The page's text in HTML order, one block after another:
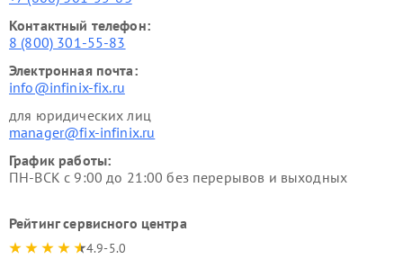
Контактный телефон:
8 (800) 301-55-83
Электронная почта:
info@infinix-fix.ru
для юридических лиц
manager@fix-infinix.ru
График работы:
ПН-ВСК с 9:00 до 21:00 без перерывов и выходных
Рейтинг сервисного центра
4.9-5.0